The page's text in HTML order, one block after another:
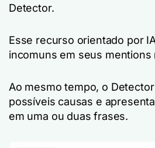
Detector.
Esse recurso orientado por
incomuns em seus mentions
Ao mesmo tempo, o
possíveis causas e
em uma ou duas frases.